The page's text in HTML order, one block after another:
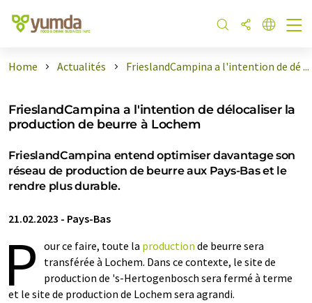
Home Actualités FrieslandCampina a l'intention de dé ...
FrieslandCampina a l'intention de délocaliser la
production de beurre à Lochem
FrieslandCampina entend optimiser davantage son
réseau de production de beurre aux Pays-Bas et le
rendre plus durable.
21.02.2023 - Pays-Bas
P our ce faire, toute la production de beurre sera
transférée à Lochem. Dans ce contexte, le site de
production de 's-Hertogenbosch sera fermé à terme
et le site de production de Lochem sera agrandi.